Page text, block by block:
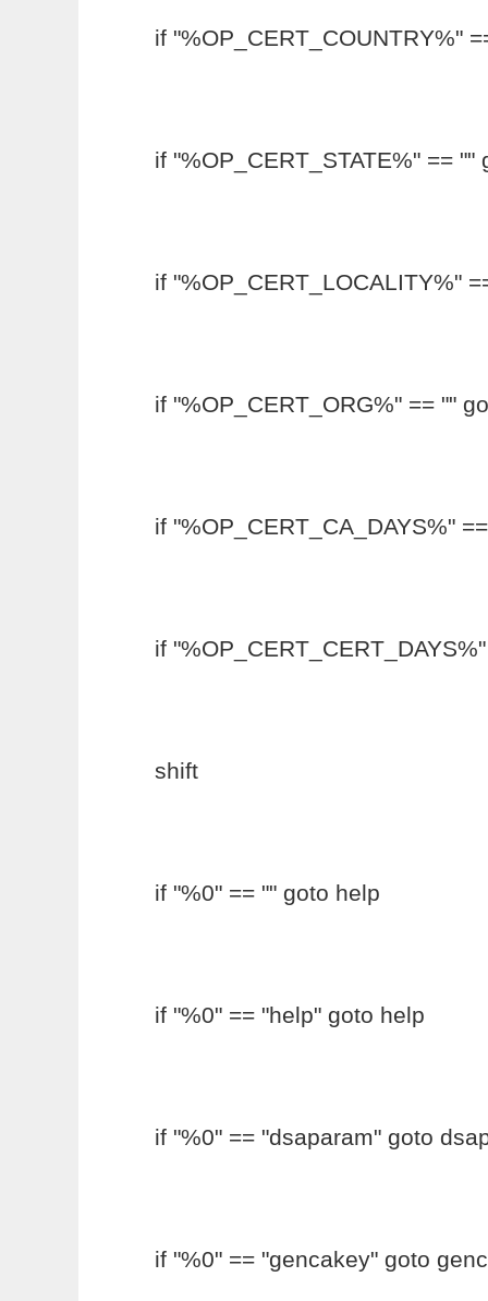
if "%OP_CERT_COUNTRY%"
if "%OP_CERT_STATE%" ==
if "%OP_CERT_LOCALITY%"
if "%OP_CERT_ORG%" == ""
if "%OP_CERT_CA_DAYS%"
if
shift
if "%0" == "" goto help
if "%0" == "help" goto help
if "%0" == "dsaparam" goto
if "%0" == "gencakey" goto